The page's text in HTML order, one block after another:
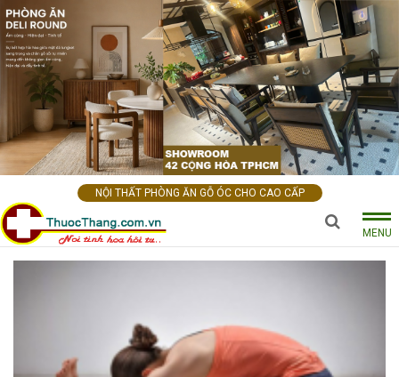
NỘI THẤT PHÒNG ĂN GỖ ÓC CHO CAO CẤP
MENU